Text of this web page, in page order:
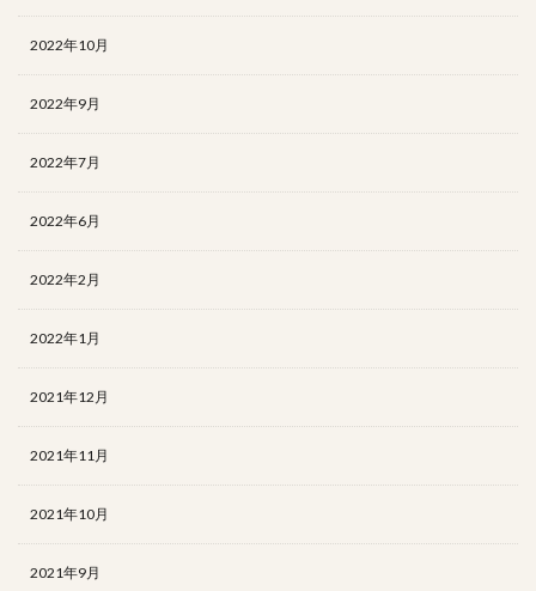
2022年10月
2022年9月
2022年7月
2022年6月
2022年2月
2022年1月
2021年12月
2021年11月
2021年10月
2021年9月